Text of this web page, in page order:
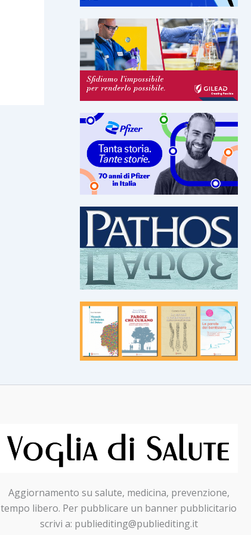
Aggiornamento su salute, medicina, prevenzione,
tempo libero. Per pubblicare un banner pubblicitario
scrivi a: publiediting@publiediting.it